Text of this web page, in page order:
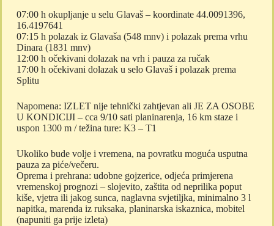
07:00 h okupljanje u selu Glavaš – koordinate 44.0091396,
16.4197641
07:15 h polazak iz Glavaša (548 mnv) i polazak prema vrhu
Dinara (1831 mnv)
12:00 h očekivani dolazak na vrh i pauza za ručak
17:00 h očekivani dolazak u selo Glavaš i polazak prema
Splitu
Napomena: IZLET nije tehnički zahtjevan ali JE ZA OSOBE
U KONDICIJI – cca 9/10 sati planinarenja, 16 km staze i
uspon 1300 m / težina ture: K3 – T1
Ukoliko bude volje i vremena, na povratku moguća usputna
pauza za piće/večeru.
Oprema i prehrana: udobne gojzerice, odjeća primjerena
vremenskoj prognozi – slojevito, zaštita od neprilika poput
kiše, vjetra ili jakog sunca, naglavna svjetiljka, minimalno 3 l
napitka, marenda iz ruksaka, planinarska iskaznica, mobitel
(napuniti ga prije izleta)